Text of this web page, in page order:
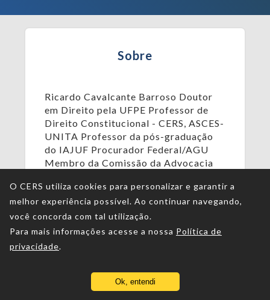
Sobre
Ricardo Cavalcante Barroso Doutor
em Direito pela UFPE Professor de
Direito Constitucional - CERS, ASCES-
UNITA Professor da pós-graduação
do IAJUF Procurador Federal/AGU
Membro da Comissão da Advocacia
O CERS utiliza cookies para personalizar e garantir a
melhor experiência possível. Ao continuar navegando,
você concorda com tal utilização.
Para mais informações acesse a nossa Política de
privacidade.
Ok, entendi